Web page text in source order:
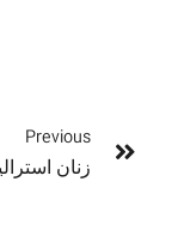
Previous